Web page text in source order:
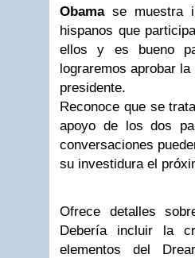
Obamase muestra
hispanos que
ellos y es bueno
lograremos aprobar
presidente.
Reconoce que se
apoyo de los dos
conversaciones
su investidura el
Ofrece detalles
Debería incluir la
elementos del